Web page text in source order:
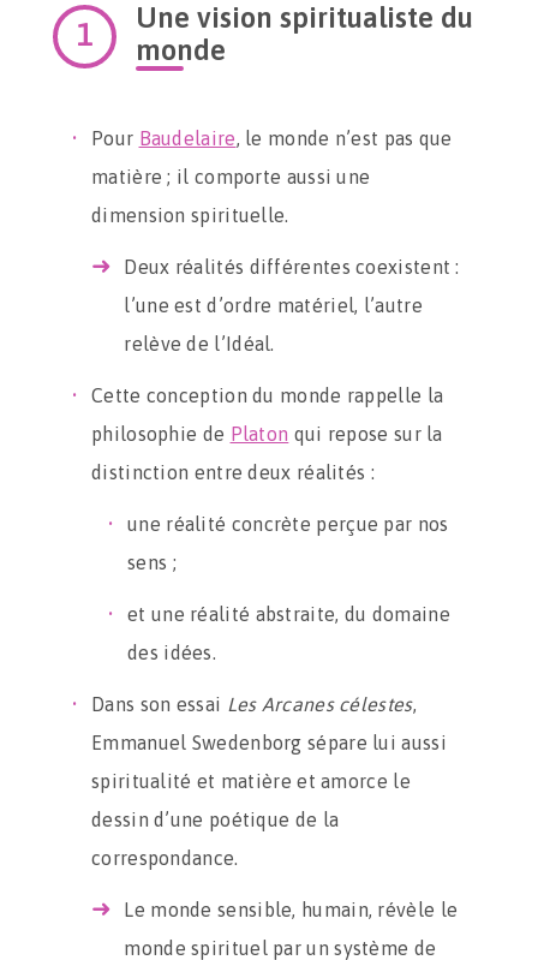
Une vision spiritualiste du
monde
Pour Baudelaire, le monde n’est pas que
matière ; il comporte aussi une
dimension spirituelle.
Deux réalités différentes coexistent :
l’une est d’ordre matériel, l’autre
relève de l’Idéal.
Cette conception du monde rappelle la
philosophie de Platon qui repose sur la
distinction entre deux réalités :
une réalité concrète perçue par nos
sens ;
et une réalité abstraite, du domaine
des idées.
Dans son essai Les Arcanes célestes,
Emmanuel Swedenborg sépare lui aussi
spiritualité et matière et amorce le
dessin d’une poétique de la
correspondance.
Le monde sensible, humain, révèle le
monde spirituel par un système de